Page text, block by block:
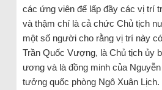
các ứng viên để lấp đầy các vị trí
và thậm chí là cả chức Chủ tịch
một số người cho rằng vị trí này
Trần Quốc Vượng, là Chủ tịch ủy
ương và là đồng minh của
tưởng quốc phòng Ngô Xuân